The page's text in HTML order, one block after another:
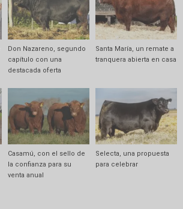
Don Nazareno, segundo
capítulo con una
destacada oferta
Santa María, un remate a
tranquera abierta en casa
Casamú, con el sello de
la confianza para su
venta anual
Selecta, una propuesta
para celebrar